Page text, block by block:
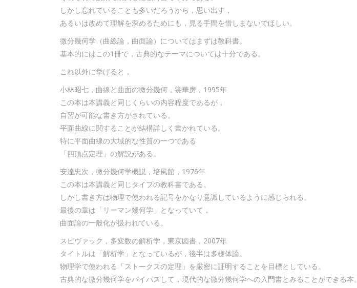
しかし忘れていることも多いだろうから，思い出す，
あるいは改めて理解を深めるためにも，見る手間を惜しまないでほしい。
微分幾何学（曲線論，曲面論）についてはまずは教科書。
基本的にはこの1冊で，古典的なテーマについては十分である。
これ以外に挙げると，
小林昭七，曲線と曲面の微分幾何，裳華房，1995年
この本は本講義と同じくらいの内容程度であるが，
自習が可能な書き方がされている。
平面曲線に関することが結構詳しく書かれている。
特に平面曲線の大域的な性質の一つである
「四頂点定理」の解説がある。
安達忠次，微分幾何学概説，培風館，1976年
この本は本講義と同じタイプの教科書である。
しかし書き方は物理で使われる記号をかなり意識しているように感じられる。
最後の章は「リーマン幾何学」となっていて，
曲面論の一般化が扱われている。
スピヴァック，多変数の解析学，東京図書，2007年
タイトルは「解析学」となっているが，後半は多様体論。
物理学で使われる「ストークスの定理」を厳密に証明することを目標としている。
古典的な微分幾何学をバイパスして，現代的な微分幾何学への入門書とみることができる本。